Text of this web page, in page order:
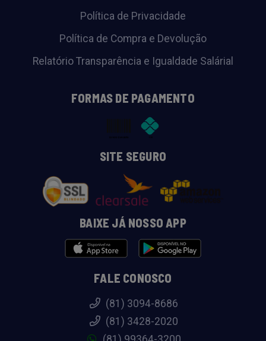
Política de Privacidade
Política de Compra e Devolução
Relatório Transparência e Igualdade Salárial
FORMAS DE PAGAMENTO
SITE SEGURO
BAIXE JÁ NOSSO APP
FALE CONOSCO
(81) 3094-8686
(81) 3428-2020